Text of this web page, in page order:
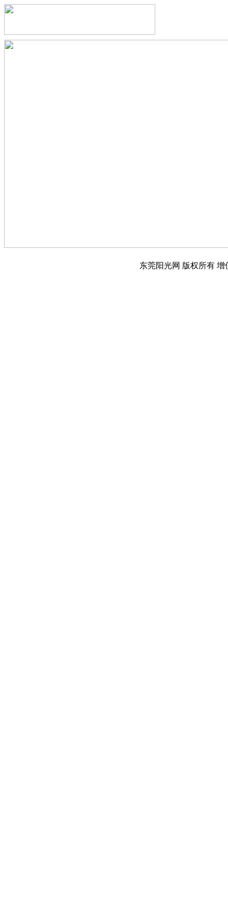
东莞阳光网 版权所有 增